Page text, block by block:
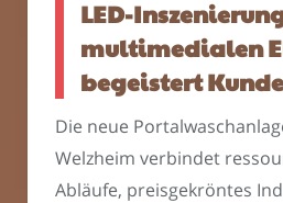
LED-
multimedialen
begeistert
Die neue
Welzheim verbindet
Abläufe, preisgekröntes